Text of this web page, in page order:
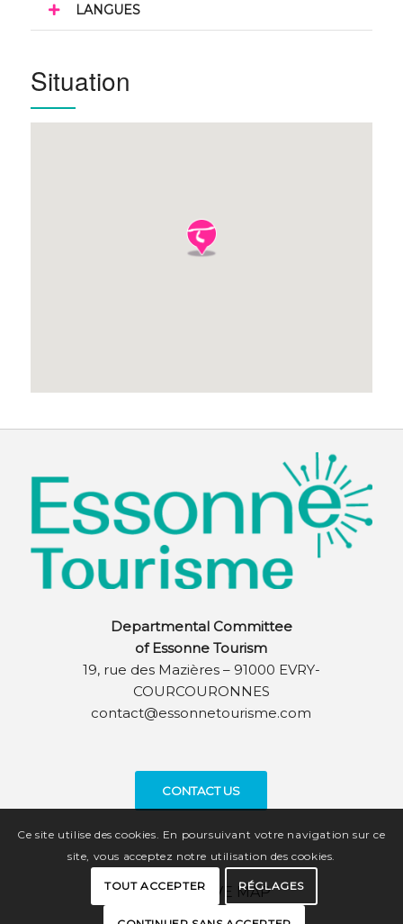
LANGUES
Situation
Departmental Committee
of Essonne Tourism
19, rue des Mazières – 91000 EVRY-
COURCOURONNES
contact@essonnetourisme.com
CONTACT US
INTERACTIVE MAP
Ce site utilise des cookies. En poursuivant votre navigation sur ce
site, vous acceptez notre utilisation des cookies.
TOUT ACCEPTER RÉGLAGES